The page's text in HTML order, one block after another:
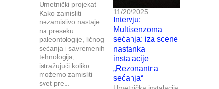
Umetnički projekat
Kako zamisliti
nezamislivo nastaje
na preseku
paleontologije, ličnog
sećanja i savremenih
tehnologija,
istražujući koliko
možemo zamisliti
svet pre...
11/20/2025
Intervju:
Multisenzorna
sećanja: iza scene
nastanka
instalacije
„Rezonantna
sećanja“